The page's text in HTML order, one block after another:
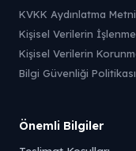
KVKK Aydınlatma Metni
Kişisel Verilerin
Kişisel Verilerin
Bilgi Güvenliği Politikası
Önemli Bilgiler